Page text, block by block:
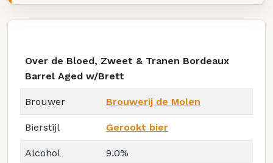
Over de Bloed, Zweet & Tranen Bordeaux
Barrel Aged w/Brett
Brouwer Brouwerij de Molen
Bierstijl Gerookt bier
Alcohol 9.0%